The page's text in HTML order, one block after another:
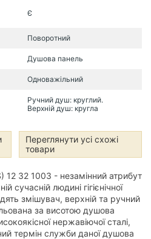
Є
Поворотний
Душова панель
Одноважільний
Ручний душ: круглий.
Верхній душ: кругла
Переглянути усі схожі
товари
32 1003 - незамінний атрибут
сучасній людині гігієнічної
змішувач, верхній та ручний
за висотою душова
нержавіючої сталі,
термін служби даної душова